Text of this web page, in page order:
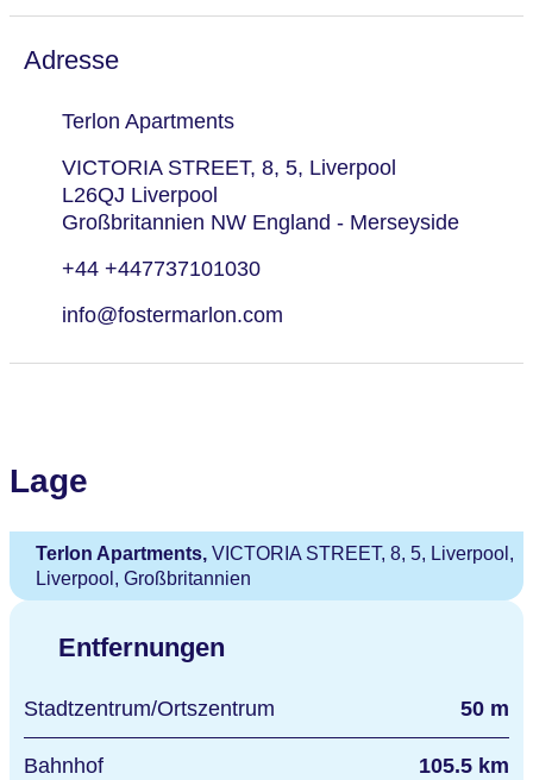
Adresse
Terlon Apartments
VICTORIA STREET, 8, 5, Liverpool
L26QJ Liverpool
Großbritannien NW England - Merseyside
+44 +447737101030
info@fostermarlon.com
Lage
Terlon Apartments,VICTORIA STREET, 8, 5, Liverpool,
Liverpool, Großbritannien
Entfernungen
Stadtzentrum/Ortszentrum 50 m
Bahnhof 105.5 km